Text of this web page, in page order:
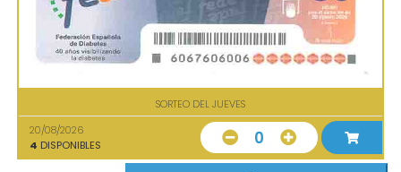
SORTEO DEL JUEVES
20/08/2026
4 DISPONIBLES 0